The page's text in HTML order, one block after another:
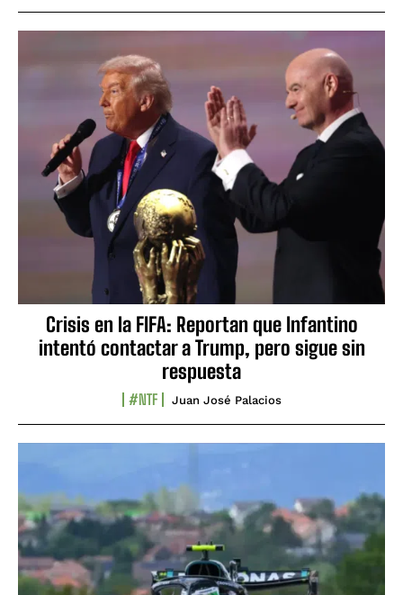
Crisis en la FIFA: Reportan que Infantino
intentó contactar a Trump, pero sigue sin
respuesta
#NTF Juan José Palacios